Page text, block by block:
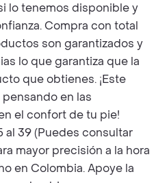
lo tenemos disponible y
Compra con total
son garantizados y
lo que garantiza que la
que obtienes. ¡Este
en las
el confort de tu pie!
al 39 (Puedes consultar
mayor precisión a la hora
en Colombia. Apoye la